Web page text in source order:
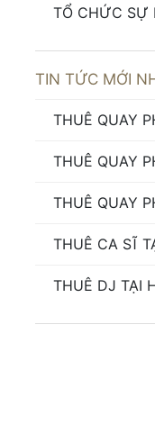
TỔ CHỨC SỰ
TIN TỨC MỚI
THUÊ QUAY
THUÊ QUAY
THUÊ QUAY
THUÊ CA SĨ
THUÊ DJ TẠI